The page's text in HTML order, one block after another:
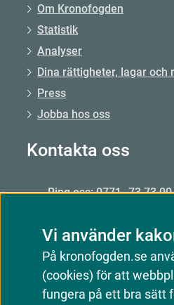
Vi använder
På kronofogden.se
(cookies) för att
fungera på ett bra sätt
Om Kronofogden
Statistik
Analyser
Dina rättigheter, lagar och
Press
Jobba hos oss
Kontakta oss
Ring oss: 0771–73 73 00
Öppet: mån–fre
Mejla oss
Kontakta oss